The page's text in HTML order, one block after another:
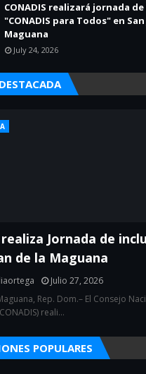
CONADIS realizará jornada
"CONADIS para Todos" en
Maguana
July 24, 2026
realiza Jornada de
de la Maguana
Julio 27, 2026
Rep. Dom.– El Consejo
reali…
POPULARES